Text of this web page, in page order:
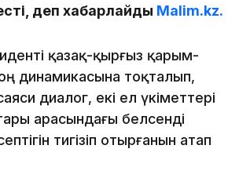
деп хабарлайды Malim.kz.
қазақ-қырғыз қарым-
динамикасына тоқталып,
диалог, екі ел үкіметтері
арасындағы белсенді
тигізіп отырғанын атап